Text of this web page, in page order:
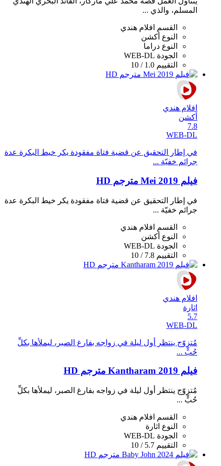
المسلم، والذي ...
القسم
افلام هندي
النوع أكشن
النوع دراما
الجودة WEB-DL
التقييم 1.0 / 10
افلام هندي
أكشن
7.8
WEB-DL
في إطار التحقيق عن قضية فتاة مفقودة يكر خيط البكرة عدة
جرائم خفيّة ...
فيلم Mei 2019 مترجم HD
في إطار التحقيق عن قضية فتاة مفقودة يكر خيط البكرة عدة
جرائم خفيّة ...
القسم
افلام هندي
النوع أكشن
الجودة WEB-DL
التقييم 7.8 / 10
افلام هندي
اثارة
5.7
WEB-DL
مُتزوّج ينتظر أول ليلة في زواجه بفارغ الصبر، ليملأها بكلِّ
حُبٍّ ...
فيلم Kantharam 2019 مترجم HD
مُتزوّج ينتظر أول ليلة في زواجه بفارغ الصبر، ليملأها بكلِّ
حُبٍّ ...
القسم
افلام هندي
النوع اثارة
الجودة WEB-DL
التقييم 5.7 / 10